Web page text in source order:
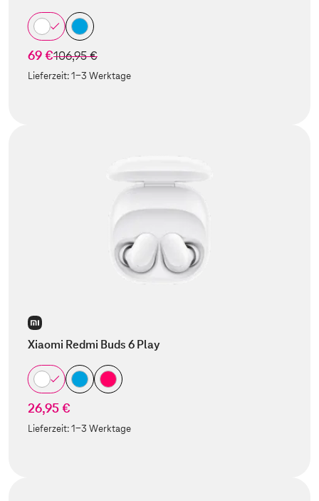
69 €statt
106,95 €
Lieferzeit:1-3 Werktage
Xiaomi Redmi Buds 6 Play
26,95 €
Lieferzeit:1-3 Werktage